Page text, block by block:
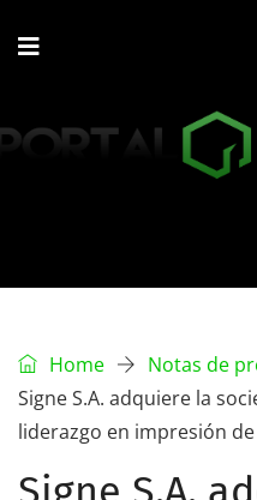
Home
Notas de
Signe S.A. adquiere la
liderazgo en impresión